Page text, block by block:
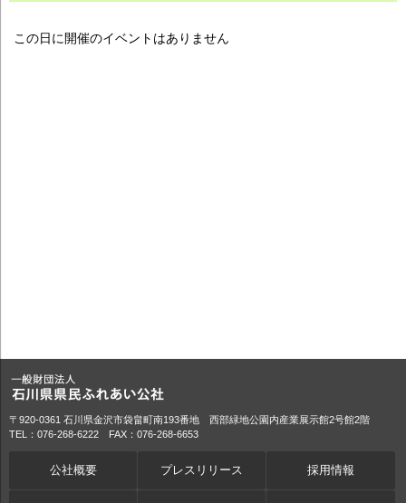
この日に開催のイベントはありません
〒920-0361 石川県金沢市袋畠町南193番地 西部緑地公園内産業展示館2号館2階
TEL：076-268-6222 FAX：076-268-6653
公社概要 プレスリリース 採用情報